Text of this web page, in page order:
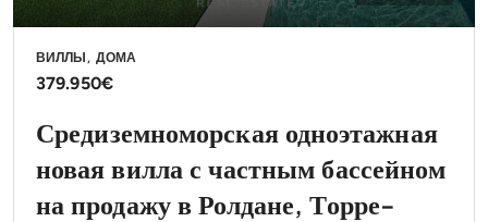
ВИЛЛЫ, ДОМА
379.950€
Средиземноморская одноэтажная
новая вилла с частным бассейном
на продажу в Ролдане, Торре-